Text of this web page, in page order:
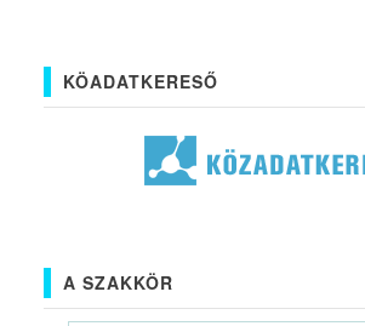
KÖADATKERESŐ
A SZAKKÖR